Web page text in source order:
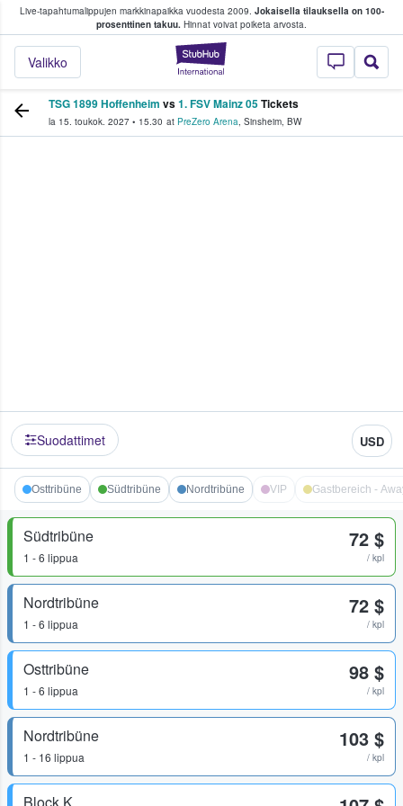
Live-tapahtumalippujen markkinapaikka vuodesta 2009. Jokaisella tilauksella on 100-
prosenttinen takuu. Hinnat voivat poiketa arvosta.
StubHub -
Valikko
fanit ostavat ja myyvät lippuja
TSG 1899 Hoffenheim vs1. FSV Mainz 05Tickets
la 15. toukok. 2027 • 15.30 at PreZero Arena, Sinsheim, BW
Suodattimet USD
Osttribüne Südtribüne Nordtribüne VIP Gastbereich -
Südtribüne
1 - 6 lippua
72 $
/ kpl
Nordtribüne
1 - 6 lippua
72 $
/ kpl
Osttribüne
1 - 6 lippua
98 $
/ kpl
Nordtribüne
1 - 16 lippua
103 $
/ kpl